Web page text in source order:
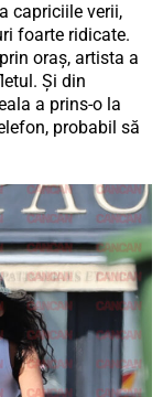
capriciile verii,
foarte ridicate.
oraș, artista a
Și din
a prins-o la
probabil să